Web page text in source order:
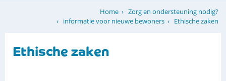
Home
Zorg en ondersteuning nodig?
informatie voor nieuwe bewoners
Ethische zaken
Ethische zaken